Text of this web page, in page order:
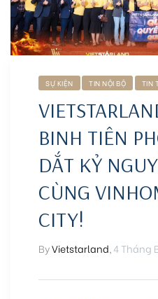
SỰ KIỆN TIN NỘI BỘ TIN
BINH TIÊN
DẮT KỶ
CÙNG
CITY!
ByVietstarland,4 Tháng